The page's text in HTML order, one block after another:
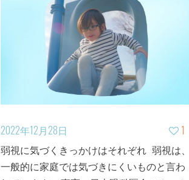
2022年12月28日
1
弱視に気づくきっかけはそれぞれ 弱視は、
一般的に家庭では気づきにくいものと言わ